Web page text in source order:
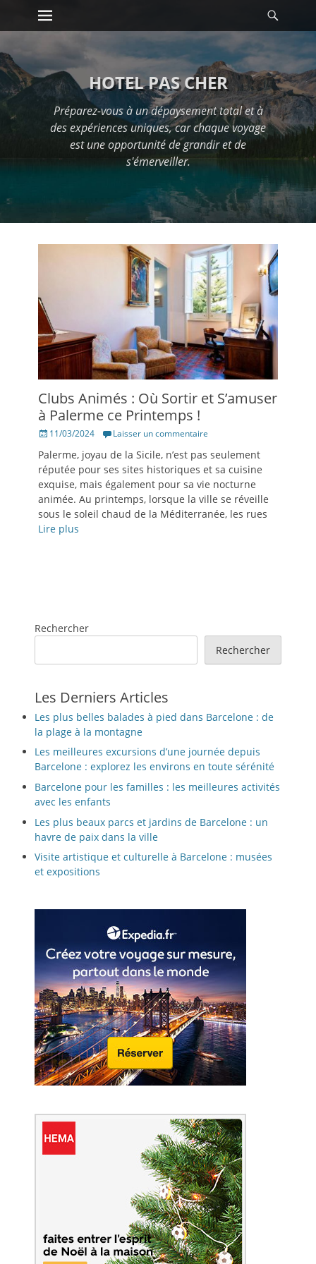
Passer
au
Premier menu
HOTEL PAS CHER
Préparez-vous à un dépaysement total et à
des expériences uniques, car chaque voyage
est une opportunité de grandir et de
s'émerveiller.
Clubs Animés : Où Sortir et S’amuser
à Palerme ce Printemps !
Posté11/03/2024 Laisser un commentaire
Palerme, joyau de la Sicile, n’est pas seulement
réputée pour ses sites historiques et sa cuisine
exquise, mais également pour sa vie nocturne
animée. Au printemps, lorsque la ville se réveille
sous le soleil chaud de la Méditerranée, les rues
Lire plus
Rechercher
Rechercher
Les Derniers Articles
Les plus belles balades à pied dans Barcelone : de
la plage à la montagne
Les meilleures excursions d’une journée depuis
Barcelone : explorez les environs en toute sérénité
Barcelone pour les familles : les meilleures activités
avec les enfants
Les plus beaux parcs et jardins de Barcelone : un
havre de paix dans la ville
Visite artistique et culturelle à Barcelone : musées
et expositions